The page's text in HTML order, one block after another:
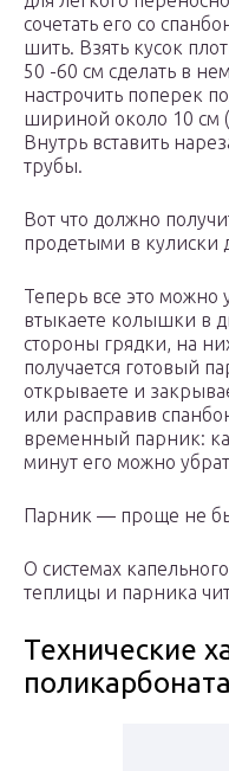
сочетать его со
шить. Взять кусок
50 -60 см сделать в
настрочить поперек
шириной около 10 см
Внутрь вставить
трубы.
Вот что должно
продетыми в кулиски
Теперь все это можно
втыкаете колышки в
стороны грядки, на
получается готовый
открываете и
или расправив
временный парник:
минут его можно
Парник — проще не
О системах
теплицы и парника
Технические
поликарбоната